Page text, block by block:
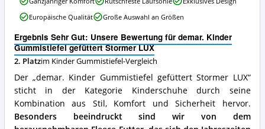
erhältlich?
Ergebnis Sehr Gut: Unsere Bewertung für demar. Kinder
Gummistiefel gefüttert Stormer LUX
2. Platzim Kinder Gummistiefel-Vergleich
Der „demar. Kinder Gummistiefel gefüttert Stormer LUX“
sticht in der Kategorie Kinderschuhe durch seine
Kombination aus Stil, Komfort und Sicherheit hervor.
Besonders beeindruckt sind wir von dem
Kinder
Gummistiefel
Stormer
LUX
Vorteile:
Was
spricht
für
diesen
Kinder
Gummistiefel?
Europäische Qualität
Große Auswahl an Größen